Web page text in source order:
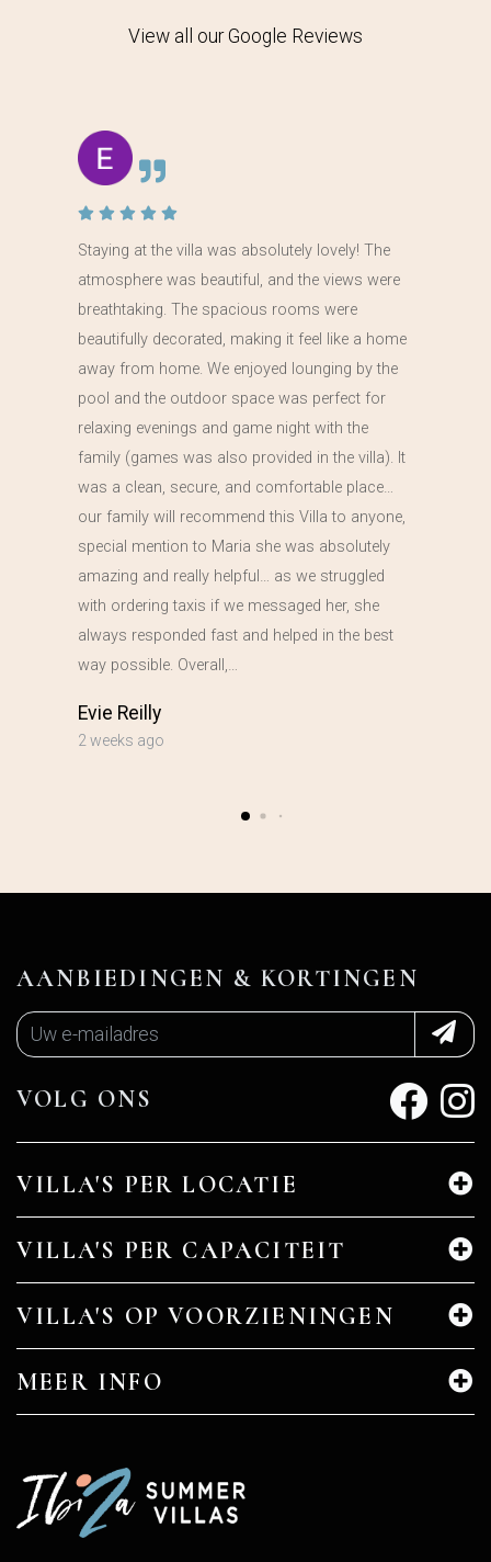
View all our Google Reviews
Staying at the villa was absolutely lovely! The
atmosphere was beautiful, and the views were
breathtaking. The spacious rooms were
beautifully decorated, making it feel like a home
away from home. We enjoyed lounging by the
pool and the outdoor space was perfect for
relaxing evenings and game night with the
family (games was also provided in the villa). It
was a clean, secure, and comfortable place…
our family will recommend this Villa to anyone,
special mention to Maria she was absolutely
amazing and really helpful… as we struggled
with ordering taxis if we messaged her, she
always responded fast and helped in the best
way possible. Overall,…
Evie Reilly
2 weeks ago
VILLA'S PER LOCATIE
VILLA'S PER CAPACITEIT
VILLA'S OP VOORZIENINGEN
MEER INFO
AANBIEDINGEN & KORTINGEN
VOLG ONS